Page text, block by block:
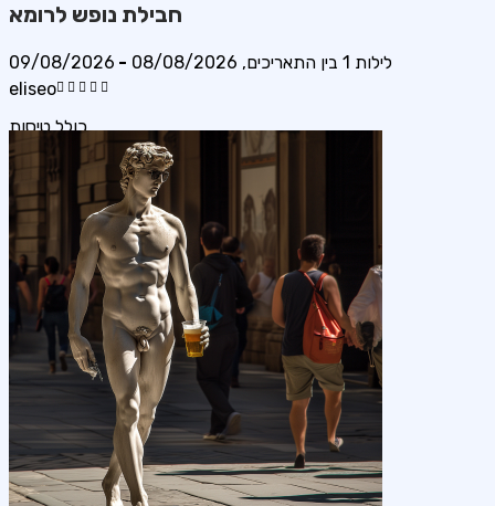
חבילת נופש לרומא
בין התאריכים, -
1 לילות
eliseo
כולל טיסות
ARKIA AIRLINES
08/08/26
17:10
תל אביב
08/08/26
19:50
ROM
רומא
10:10
ROM
רומא
09/08/26